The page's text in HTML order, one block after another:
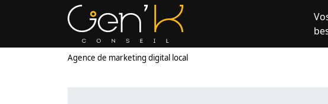
Agence de marketing digital local